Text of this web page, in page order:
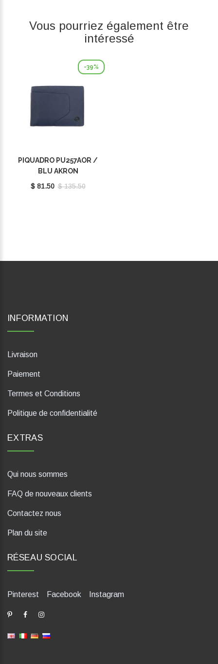
Vous pourriez également être
intéressé
-39%
PIQUADRO PU257AOR /
BLU AKRON
$ 81.50 $ 135.50
INFORMATION
Livraison
Paiement
Termes et Conditions
Politique de confidentialité
EXTRAS
Qui nous sommes
FAQ de nouveaux clients
Contactez nous
Plan du site
RÉSEAU SOCIAL
Pinterest Facebook Instagram